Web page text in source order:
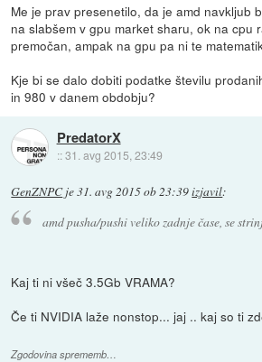
Me je prav presenetilo, da je amd navkljub
na slabšem v gpu market sharu, ok na cpu
premočan, ampak na gpu pa ni te
Kje bi se dalo dobiti podatke številu
in 980 v danem obdobju?
PredatorX
::31. avg 2015, 23:49
GenZNPCje31. avg 2015 ob 23:39izjavil:
amd pusha/pushi veliko zadnje čase, se
Kaj ti ni všeč 3.5Gb VRAMA?
Če ti NVIDIA laže nonstop... jaj .. kaj so ti
Zgodovina sprememb…